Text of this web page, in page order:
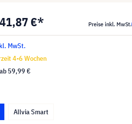
€* Preise inkl. MwSt.
MwSt.
4-6 Wochen
59,99 €
Allvia Smart